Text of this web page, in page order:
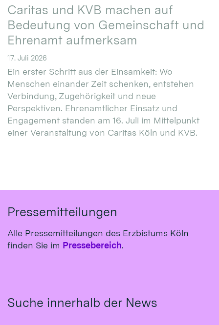
Caritas und KVB machen auf
Bedeutung von Gemeinschaft und
Ehrenamt aufmerksam
17. Juli 2026
Ein erster Schritt aus der Einsamkeit: Wo
Menschen einander Zeit schenken, entstehen
Verbindung, Zugehörigkeit und neue
Perspektiven. Ehrenamtlicher Einsatz und
Engagement standen am 16. Juli im Mittelpunkt
einer Veranstaltung von Caritas Köln und KVB.
Pressemitteilungen
Alle Pressemitteilungen des Erzbistums Köln
finden Sie im Pressebereich.
Suche innerhalb der News